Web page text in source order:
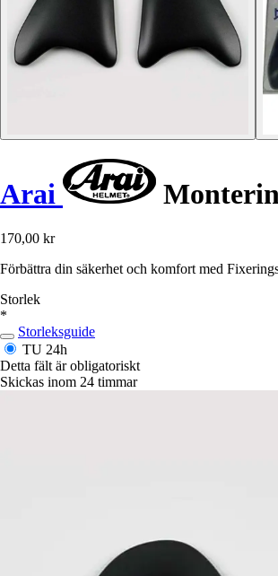
Arai
170,00 kr
Förbättra din säkerhet och komfort med
Storlek
*
Storleksguide
TU 24h
Detta fält är obligatoriskt
Skickas inom 24 timmar